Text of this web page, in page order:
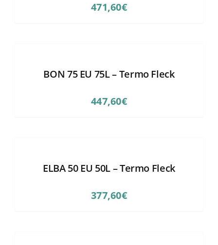
471,60€
BON 75 EU 75L – Termo Fleck
447,60€
ELBA 50 EU 50L – Termo Fleck
377,60€